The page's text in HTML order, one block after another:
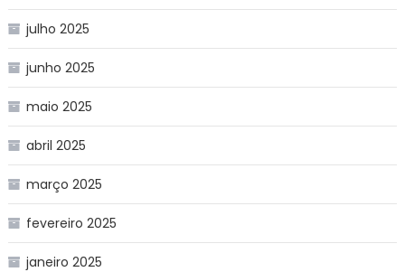
julho 2025
junho 2025
maio 2025
abril 2025
março 2025
fevereiro 2025
janeiro 2025